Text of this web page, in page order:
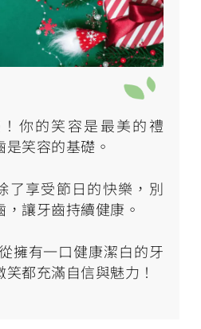
你的笑容是最美的禮
笑容的基礎。
了享受節日的快樂，別
讓牙齒持續健康。
擁有一口健康潔白的牙
都充滿自信與魅力！